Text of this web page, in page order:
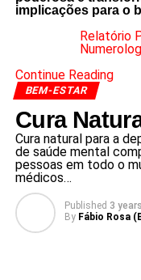
implicações para o
Relatório
Continue Reading
BEM-ESTAR
Cura
Cura natural para a
de saúde mental
pessoas em todo o
médicos…
Published 3
By Fábio Rosa